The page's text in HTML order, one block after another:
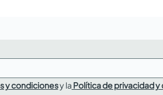
y condicionesy la Política de privacidad